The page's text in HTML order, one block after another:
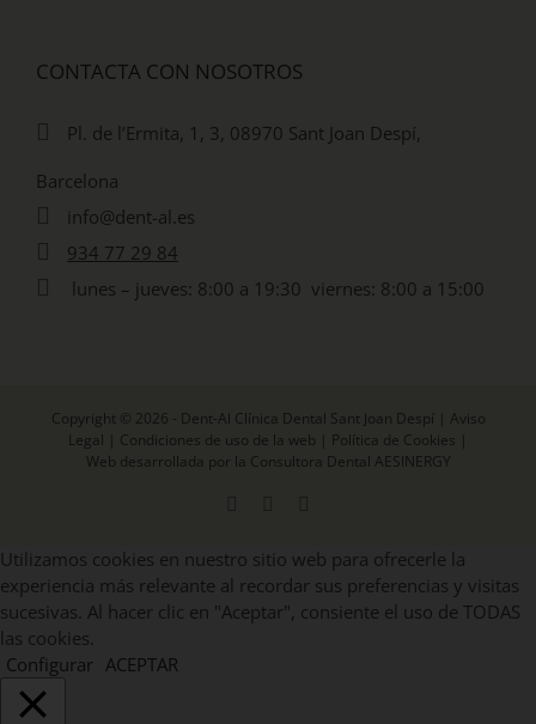
CONTACTA CON NOSOTROS
Pl. de l’Ermita, 1, 3, 08970 Sant Joan Despí,
Barcelona
info@dent-al.es
934 77 29 84
lunes – jueves: 8:00 a 19:30 viernes: 8:00 a 15:00
Copyright © 2026 - Dent-Al Clínica Dental Sant Joan Despí | Aviso
Legal
Condiciones de uso de la web Política de Cookies
Web desarrollada por la Consultora Dental AESINERGY
Utilizamos cookies en nuestro sitio web para ofrecerle la
experiencia más relevante al recordar sus preferencias y visitas
sucesivas. Al hacer clic en "Aceptar", consiente el uso de TODAS
las cookies.
Configurar ACEPTAR